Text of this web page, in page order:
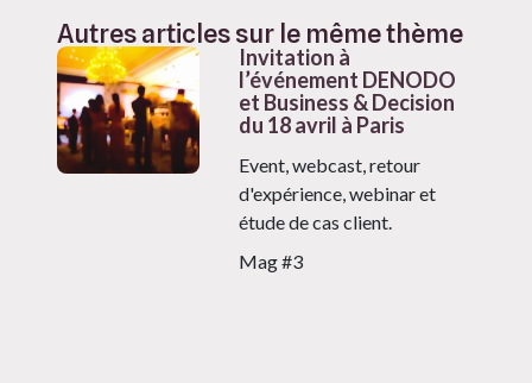
Autres articles sur le même thème
Invitation à
l’événement DENODO
et Business & Decision
du 18 avril à Paris
Event, webcast, retour
d'expérience, webinar et
étude de cas client.
Mag #3